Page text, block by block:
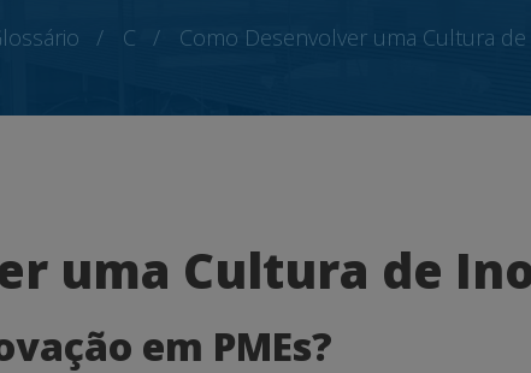
C Como Desenvolver uma Cultura
uma Cultura de
em PMEs?